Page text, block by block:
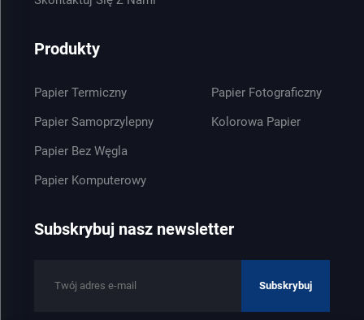
Produkty
Papier Termiczny
Papier Samoprzylepny
Papier Bez Węgla
Papier Komputerowy
Papier Fotograficzny
Kolorowa Papier
Subskrybuj nasz newsletter
Subskrybuj